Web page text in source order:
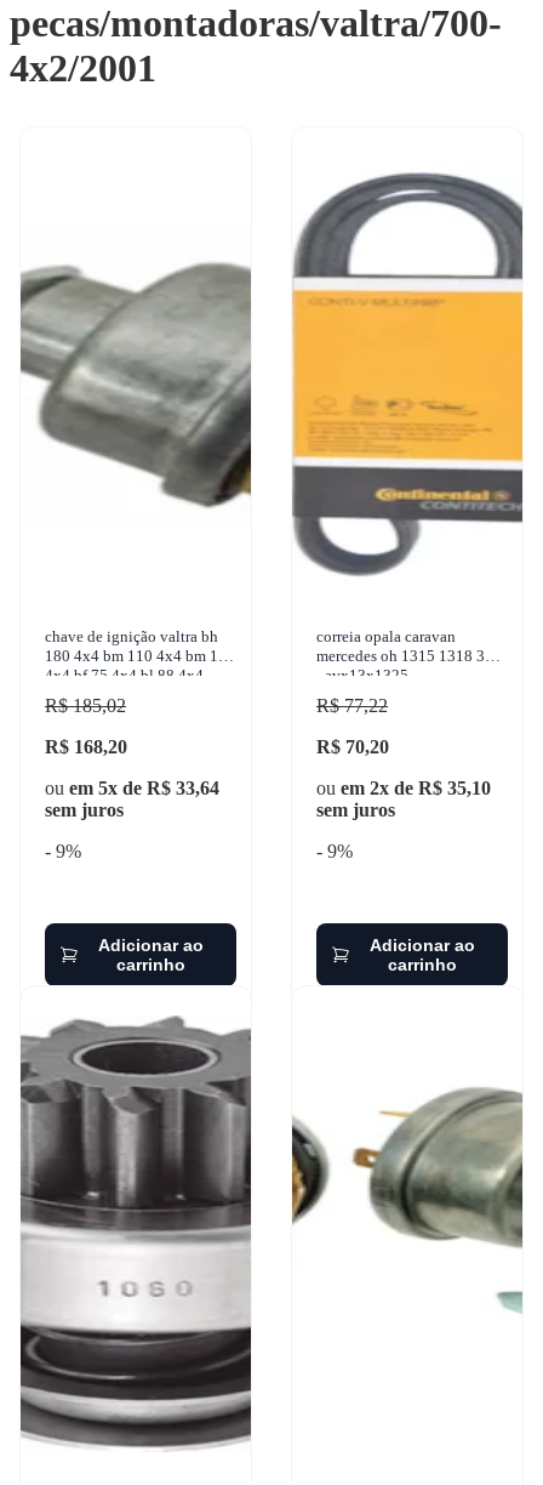
pecas/montadoras/valtra/700-
4x2/2001
chave de ignição valtra bh
180 4x4 bm 110 4x4 bm 100
4x4 bf 75 4x4 bl 88 4x4
1999-2017 facobras -
906.1093
R$ 185,02
R$ 168,20
ou em 5x de R$ 33,64
sem juros
- 9%
Adicionar ao
carrinho
correia opala caravan
mercedes oh 1315 1318 371
- avx13x1325
R$ 77,22
R$ 70,20
ou em 2x de R$ 35,10
sem juros
- 9%
Adicionar ao
carrinho